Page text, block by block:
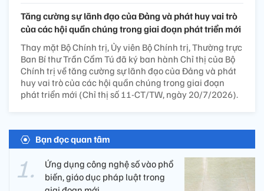
Tăng cường sự lãnh đạo của Đảng và phát huy vai trò
của các hội quần chúng trong giai đoạn phát triển mới
Thay mặt Bộ Chính trị, Ủy viên Bộ Chính trị, Thường trực
Ban Bí thư Trần Cẩm Tú đã ký ban hành Chỉ thị của Bộ
Chính trị về tăng cường sự lãnh đạo của Đảng và phát
huy vai trò của các hội quần chúng trong giai đoạn
phát triển mới (Chỉ thị số 11-CT/TW, ngày 20/7/2026).
Bạn đọc quan tâm
Ứng dụng công nghệ số vào phổ
biến, giáo dục pháp luật trong